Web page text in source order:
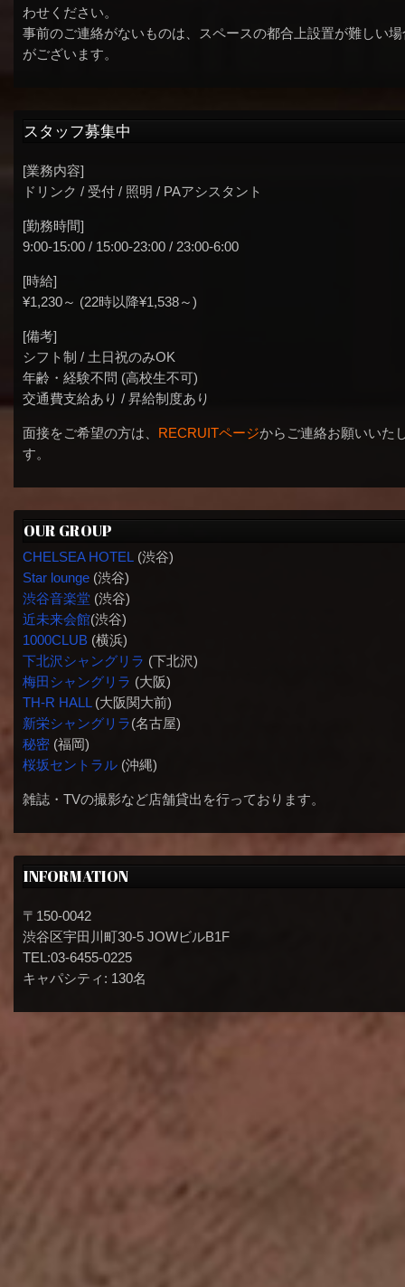
わせください。
事前のご連絡がないものは、スペースの都合上設置が難しい場
がございます。
スタッフ募集中
[業務内容]
ドリンク / 受付 / 照明 / PAアシスタント
[勤務時間]
9:00-15:00 / 15:00-23:00 / 23:00-6:00
[時給]
¥1,230～ (22時以降¥1,538～)
[備考]
シフト制 / 土日祝のみOK
年齢・経験不問 (高校生不可)
交通費支給あり / 昇給制度あり
面接をご希望の方は、 RECRUITページからご連絡お願いいた
す。
OUR GROUP
CHELSEA HOTEL (渋谷)
Star lounge(渋谷)
渋谷音楽堂(渋谷)
近未来会館(渋谷)
1000CLUB(横浜)
下北沢シャングリラ (下北沢)
梅田シャングリラ (大阪)
TH-R HALL(大阪関大前)
新栄シャングリラ(名古屋)
秘密(福岡)
桜坂セントラル(沖縄)
雑誌・TVの撮影など店舗貸出を行っております。
INFORMATION
〒150-0042
渋谷区宇田川町30-5 JOWビルB1F
TEL:03-6455-0225
キャパシティ: 130名